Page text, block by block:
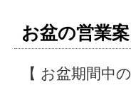
お盆の営業
【 お盆期間中